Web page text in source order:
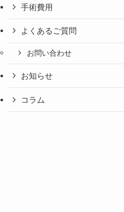
手術費用
よくあるご質問
お問い合わせ
お知らせ
コラム